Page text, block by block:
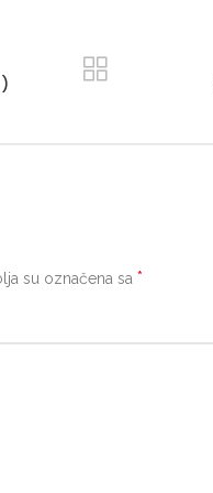
su označena sa *